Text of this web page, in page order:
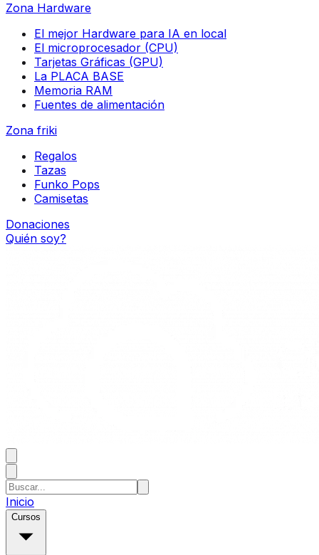
Zona Hardware
El mejor Hardware para IA en local
El microprocesador (CPU)
Tarjetas Gráficas (GPU)
La PLACA BASE
Memoria RAM
Fuentes de alimentación
Zona friki
Regalos
Tazas
Funko Pops
Camisetas
Donaciones
Quién soy?
Inicio
Cursos